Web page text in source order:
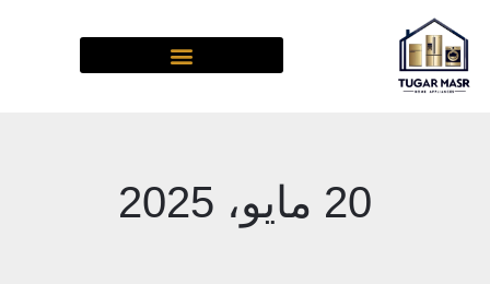
إلى
المحتوى
20 مايو، 2025